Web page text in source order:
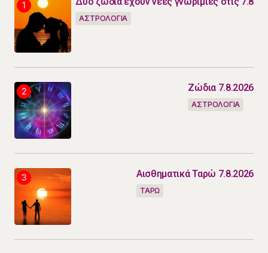
ΑΣΤΡΟΛΟΓΙΑ
Ζώδια 7.8.2026
ΑΣΤΡΟΛΟΓΙΑ
Αισθηματικά Ταρώ 7.8.2026
ΤΑΡΩ